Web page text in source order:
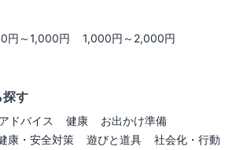
円～1,000円
1,000円～2,000円
探す
アドバイス 健康
お出かけ準備
康・安全対策 遊びと道具
社会化・行動